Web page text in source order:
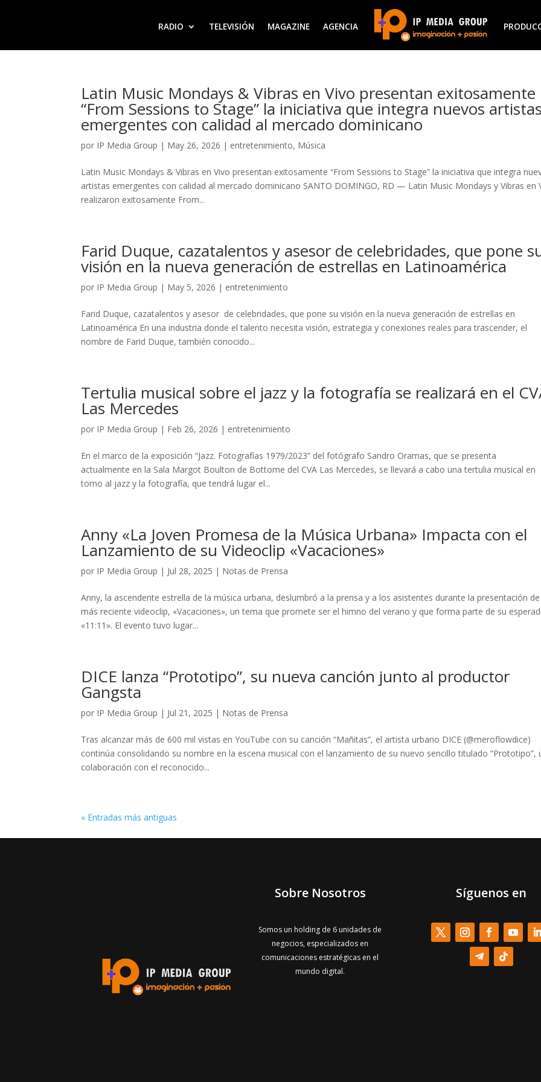
RADIO TELEVISIÓN MAGAZINE AGENCIA
Latin Music Mondays & Vibras en Vivo presentan exitosamente
“From Sessions to Stage” la iniciativa que integra nuevos
emergentes con calidad al mercado dominicano
por IP Media Group | May 26, 2026 | entretenimiento, Música
Latin Music Mondays & Vibras en Vivo presentan exitosamente “From Sessions to Stage” la iniciativa que integra
artistas emergentes con calidad al mercado dominicano SANTO DOMINGO, RD — Latin Music Mondays y Vibras en
realizaron exitosamente From...
Farid Duque, cazatalentos y asesor de celebridades, que pone
visión en la nueva generación de estrellas en Latinoamérica
por IP Media Group | May 5, 2026 | entretenimiento
Farid Duque, cazatalentos y asesor de celebridades, que pone su visión en la nueva generación de estrellas en
Latinoamérica En una industria donde el talento necesita visión, estrategia y conexiones reales para trascender, el
nombre de Farid Duque, también conocido...
Tertulia musical sobre el jazz y la fotografía se realizará en el
Las Mercedes
por IP Media Group | Feb 26, 2026 | entretenimiento
En el marco de la exposición “Jazz. Fotografías 1979/2023” del fotógrafo Sandro Oramas, que se presenta
actualmente en la Sala Margot Boulton de Bottome del CVA Las Mercedes, se llevará a cabo una tertulia musical en
torno al jazz y la fotografía, que tendrá lugar el...
Anny «La Joven Promesa de la Música Urbana» Impacta con el
Lanzamiento de su Videoclip «Vacaciones»
por IP Media Group | Jul 28, 2025 | Notas de Prensa
Anny, la ascendente estrella de la música urbana, deslumbró a la prensa y a los asistentes durante la presentación
más reciente videoclip, «Vacaciones», un tema que promete ser el himno del verano y que forma parte de su
«11:11». El evento tuvo lugar...
DICE lanza “Prototipo”, su nueva canción junto al productor
Gangsta
por IP Media Group | Jul 21, 2025 | Notas de Prensa
Tras alcanzar más de 600 mil vistas en YouTube con su canción “Mañitas”, el artista urbano DICE (@meroflowdice)
continúa consolidando su nombre en la escena musical con el lanzamiento de su nuevo sencillo titulado “Prototipo”,
colaboración con el reconocido...
« Entradas más antiguas
Sobre Nosotros
Somos un holding de 6 unidades de
negocios, especializados en
comunicaciones estratégicas en el
mundo digital.
Síguenos en